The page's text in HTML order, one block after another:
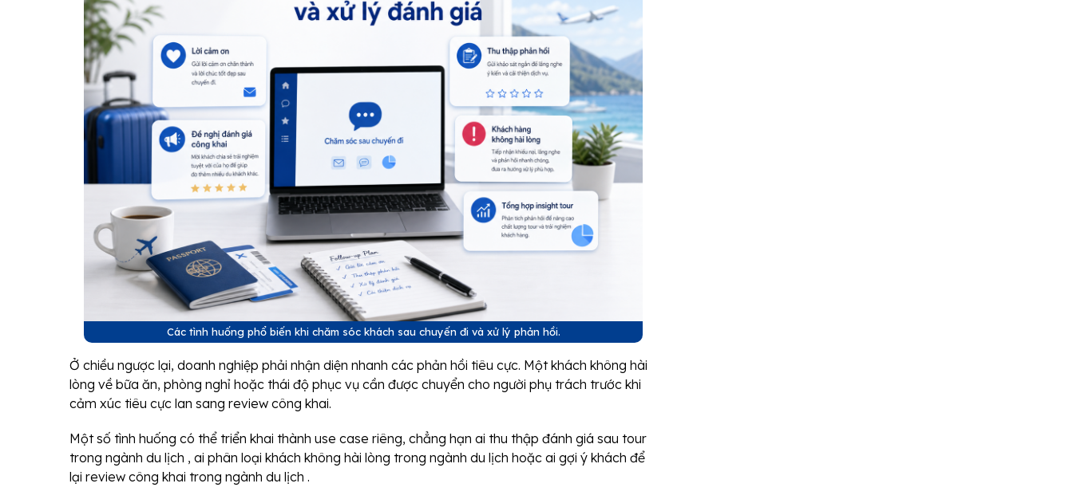
Các tình huống phổ biến khi chăm sóc khách sau chuyến đi và xử lý phản hồi.
Ở chiều ngược lại, doanh nghiệp phải nhận diện nhanh các phản hồi tiêu cực. Một khách không hài
lòng về bữa ăn, phòng nghỉ hoặc thái độ phục vụ cần được chuyển cho người phụ trách trước khi
cảm xúc tiêu cực lan sang review công khai.
Một số tình huống có thể triển khai thành use case riêng, chẳng hạn ai thu thập đánh giá sau tour
trong ngành du lịch , ai phân loại khách không hài lòng trong ngành du lịch hoặc ai gợi ý khách để
lại review công khai trong ngành du lịch .